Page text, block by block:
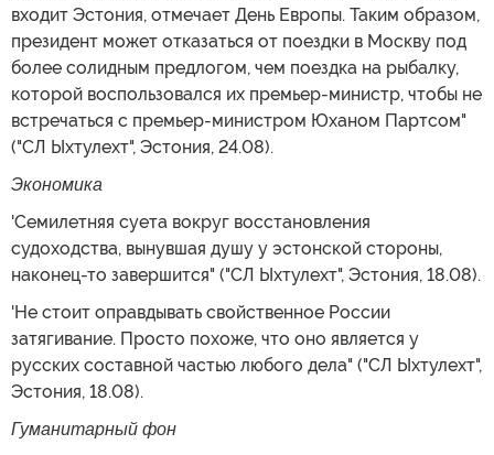
входит Эстония, отмечает День Европы. Таким образом,
президент может отказаться от поездки в Москву под
более солидным предлогом, чем поездка на рыбалку,
которой воспользовался их премьер-министр, чтобы не
встречаться с премьер-министром Юханом Партсом"
("СЛ Ыхтулехт", Эстония, 24.08).
Экономика
'Семилетняя суета вокруг восстановления
судоходства, вынувшая душу у эстонской стороны,
наконец-то завершится" ("СЛ Ыхтулехт", Эстония, 18.08).
'Не стоит оправдывать свойственное России
затягивание. Просто похоже, что оно является у
русских составной частью любого дела" ("СЛ Ыхтулехт",
Эстония, 18.08).
Гуманитарный фон